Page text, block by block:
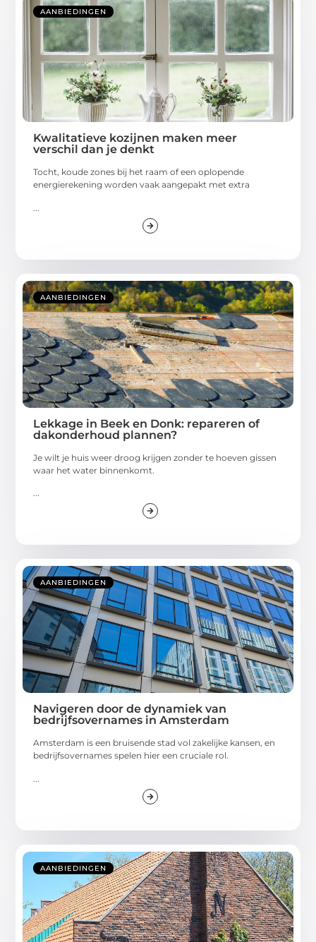
AANBIEDINGEN
Kwalitatieve kozijnen maken meer
verschil dan je denkt
Tocht, koude zones bij het raam of een oplopende
energierekening worden vaak aangepakt met extra
AANBIEDINGEN
Lekkage in Beek en Donk: repareren of
dakonderhoud plannen?
Je wilt je huis weer droog krijgen zonder te hoeven gissen
waar het water binnenkomt.
...
AANBIEDINGEN
Navigeren door de dynamiek van
bedrijfsovernames in Amsterdam
Amsterdam is een bruisende stad vol zakelijke kansen, en
bedrijfsovernames spelen hier een cruciale rol.
AANBIEDINGEN